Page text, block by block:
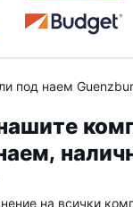
под наем
на всички